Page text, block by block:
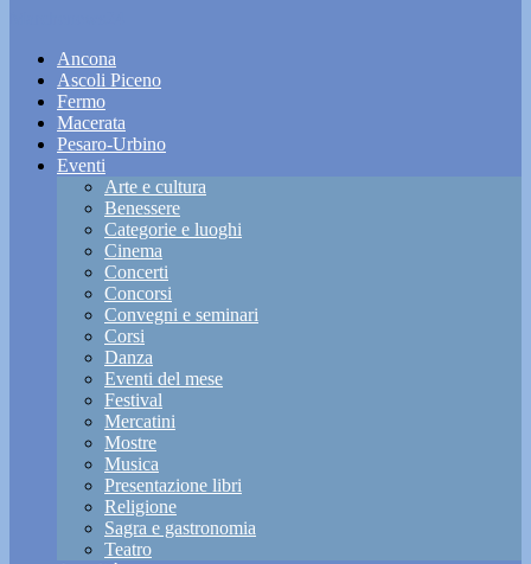
Ancona
Ascoli Piceno
Fermo
Macerata
Pesaro-Urbino
Eventi
Arte e cultura
Benessere
Categorie e luoghi
Cinema
Concerti
Concorsi
Convegni e seminari
Corsi
Danza
Eventi del mese
Festival
Mercatini
Mostre
Musica
Presentazione libri
Religione
Sagra e gastronomia
Teatro